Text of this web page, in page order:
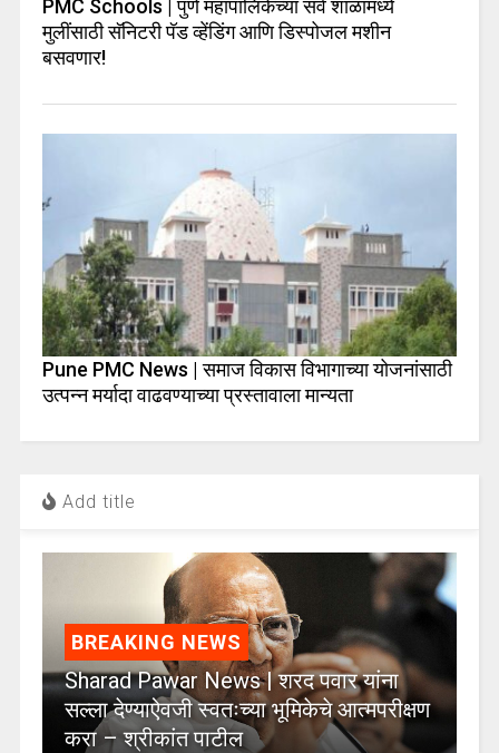
PMC Schools | पुणे महापालिकेच्या सर्व शाळांमध्ये
मुलींसाठी सॅनिटरी पॅड व्हेंडिंग आणि डिस्पोजल मशीन
बसवणार!
Pune PMC News | समाज विकास विभागाच्या योजनांसाठी
उत्पन्न मर्यादा वाढवण्याच्या प्रस्तावाला मान्यता
Add title
BREAKING NEWS
Sharad Pawar News | शरद पवार यांना
सल्ला देण्याऐवजी स्वतःच्या भूमिकेचे आत्मपरीक्षण
करा – श्रीकांत पाटील